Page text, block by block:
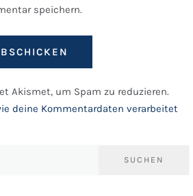
speichern.
Akismet, um Spam zu reduzieren.
deine Kommentardaten verarbeitet